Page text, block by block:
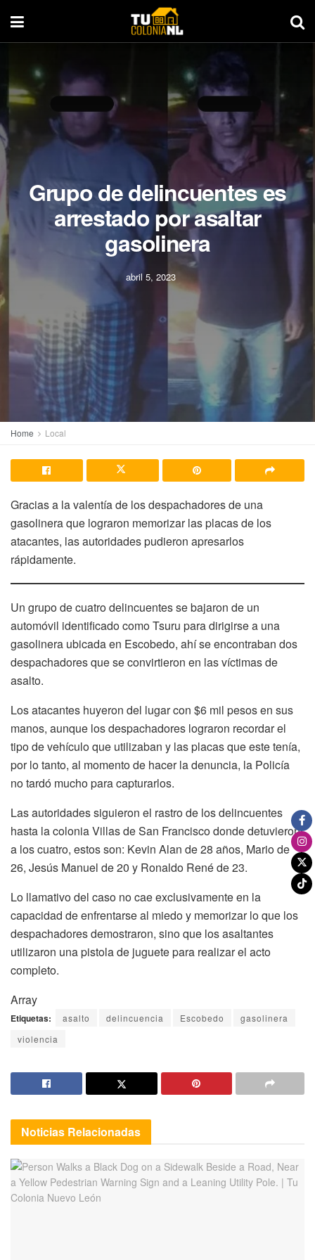
Grupo de delincuentes es
arrestado por asaltar
gasolinera
abril 5, 2023
Home Local
Gracias a la valentía de los despachadores de una
gasolinera que lograron memorizar las placas de los
atacantes, las autoridades pudieron apresarlos
rápidamente.
Un grupo de cuatro delincuentes se bajaron de un
automóvil identificado como Tsuru para dirigirse a una
gasolinera ubicada en Escobedo, ahí se encontraban dos
despachadores que se convirtieron en las víctimas de
asalto.
Los atacantes huyeron del lugar con $6 mil pesos en sus
manos, aunque los despachadores lograron recordar el
tipo de vehículo que utilizaban y las placas que este tenía,
por lo tanto, al momento de hacer la denuncia, la Policía
no tardó mucho para capturarlos.
Las autoridades siguieron el rastro de los delincuentes
hasta la colonia Villas de San Francisco donde detuvieron
a los cuatro, estos son: Kevin Alan de 28 años, Mario de
26, Jesús Manuel de 20 y Ronaldo René de 23.
Lo llamativo del caso no cae exclusivamente en la
capacidad de enfrentarse al miedo y memorizar lo que los
despachadores demostraron, sino que los asaltantes
utilizaron una pistola de juguete para realizar el acto
completo.
Array
Etiquetas: asalto delincuencia Escobedo
gasolinera
violencia
Noticias Relacionadas